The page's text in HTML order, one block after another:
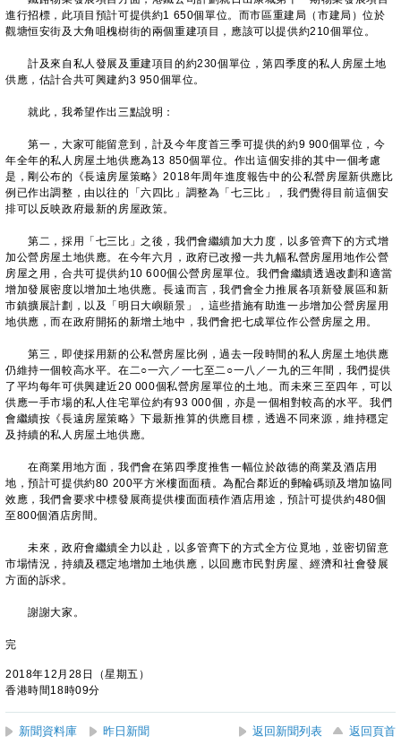
進行招標，此項目預計可提供約1 650個單位。而市區重建局（市建局）位於
觀塘恒安街及大角咀槐樹街的兩個重建項目，應該可以提供約210個單位。
計及來自私人發展及重建項目的約230個單位，第四季度的私人房屋土地
供應，估計合共可興建約3 950個單位。
就此，我希望作出三點說明：
第一，大家可能留意到，計及今年度首三季可提供的約9 900個單位，今
年全年的私人房屋土地供應為13 850個單位。作出這個安排的其中一個考慮
是，剛公布的《長遠房屋策略》2018年周年進度報告中的公私營房屋新供應比
例已作出調整，由以往的「六四比」調整為「七三比」，我們覺得目前這個安
排可以反映政府最新的房屋政策。
第二，採用「七三比」之後，我們會繼續加大力度，以多管齊下的方式增
加公營房屋土地供應。在今年六月，政府已改撥一共九幅私營房屋用地作公營
房屋之用，合共可提供約10 600個公營房屋單位。我們會繼續透過改劃和適當
增加發展密度以增加土地供應。長遠而言，我們會全力推展各項新發展區和新
市鎮擴展計劃，以及「明日大嶼願景」，這些措施有助進一步增加公營房屋用
地供應，而在政府開拓的新增土地中，我們會把七成單位作公營房屋之用。
第三，即使採用新的公私營房屋比例，過去一段時間的私人房屋土地供應
仍維持一個較高水平。在二○一六／一七至二○一八／一九的三年間，我們提供
了平均每年可供興建近20 000個私營房屋單位的土地。而未來三至四年，可以
供應一手市場的私人住宅單位約有93 000個，亦是一個相對較高的水平。我們
會繼續按《長遠房屋策略》下最新推算的供應目標，透過不同來源，維持穩定
及持續的私人房屋土地供應。
在商業用地方面，我們會在第四季度推售一幅位於啟德的商業及酒店用
地，預計可提供約80 200平方米樓面面積。為配合鄰近的郵輪碼頭及增加協同
效應，我們會要求中標發展商提供樓面面積作酒店用途，預計可提供約480個
至800個酒店房間。
未來，政府會繼續全力以赴，以多管齊下的方式全方位覓地，並密切留意
市場情況，持續及穩定地增加土地供應，以回應市民對房屋、經濟和社會發展
方面的訴求。
謝謝大家。
完
2018年12月28日（星期五）
香港時間18時09分
新聞資料庫 昨日新聞 返回新聞列表 返回頁首